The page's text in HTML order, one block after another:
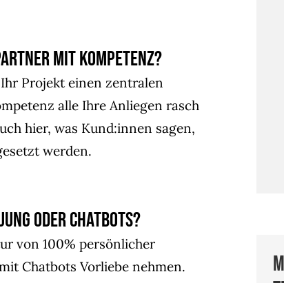
mit Kompetenz?
Projekt einen zentralen
alle Ihre Anliegen rasch
hier, was Kund:innen sagen,
werden.
oder ChatBots?
von 100% persönlicher
Chatbots Vorliebe nehmen.